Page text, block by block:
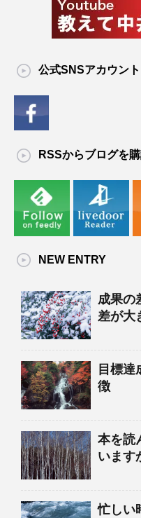
公式SNSアカウント
RSSからブログを
NEW ENTRY
成果の
差が大
目標達
徴
本を読
います
忙しい